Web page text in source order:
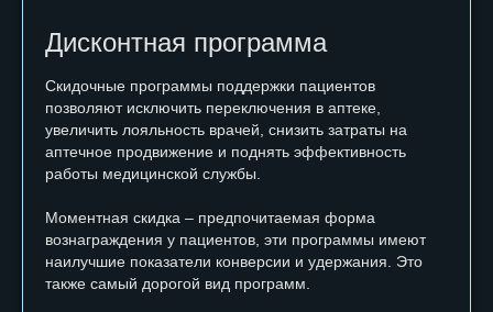
Дисконтная программа
Скидочные программы поддержки пациентов
позволяют исключить переключения в аптеке,
увеличить лояльность врачей, снизить затраты на
аптечное продвижение и поднять эффективность
работы медицинской службы.
Моментная скидка – предпочитаемая форма
вознаграждения у пациентов, эти программы имеют
наилучшие показатели конверсии и удержания. Это
также самый дорогой вид программ.